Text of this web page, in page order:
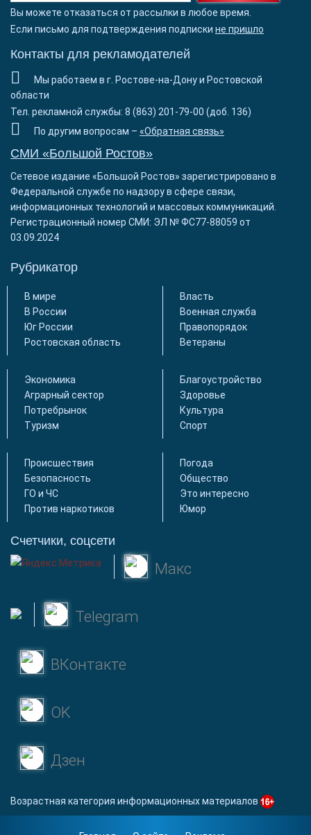
Вы можете отказаться от рассылки в любое время.
Если письмо для подтверждения подписки не пришло
Контакты для рекламодателей
Мы работаем в г. Ростове-на-Дону и Ростовской
области
Тел. рекламной службы: 8 (863) 201-79-00 (доб. 136)
По другим вопросам – «Обратная связь»
СМИ «Большой Ростов»
Сетевое издание «Большой Ростов» зарегистрировано в
Федеральной службе по надзору в сфере связи,
информационных технологий и массовых коммуникаций.
Регистрационный номер СМИ: ЭЛ № ФС77-88059 от
03.09.2024
Рубрикатор
В мире
В России
Юг России
Ростовская область
Власть
Военная служба
Правопорядок
Ветераны
Экономика
Аграрный сектор
Потребрынок
Туризм
Благоустройство
Здоровье
Культура
Спорт
Происшествия
Безопасность
ГО и ЧС
Против наркотиков
Погода
Общество
Это интересно
Юмор
Счетчики, соцсети
Макс
Telegram
ВКонтакте
OK
Дзен
Возрастная категория информационных материалов